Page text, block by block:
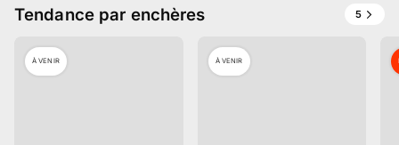
Tendance par enchères 5
À VENIR À VENIR